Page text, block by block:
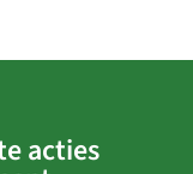
acties